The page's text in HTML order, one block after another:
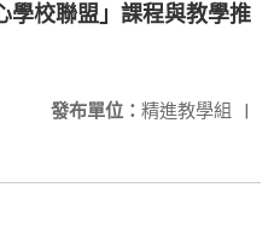
學校聯盟」課程與教學推
發布單位： 精進教學組 |